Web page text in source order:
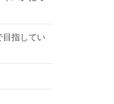
目指してい